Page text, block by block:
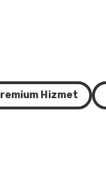
Hizmet